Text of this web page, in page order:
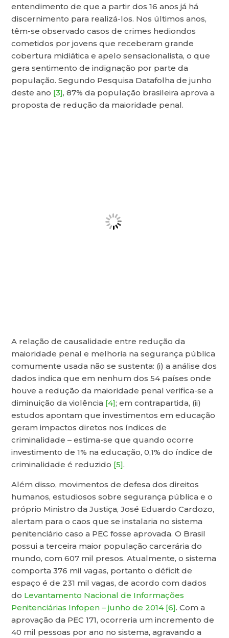
entendimento de que a partir dos 16 anos já há
discernimento para realizá-los. Nos últimos anos,
têm-se observado casos de crimes hediondos
cometidos por jovens que receberam grande
cobertura midiática e apelo sensacionalista, o que
gera sentimento de indignação por parte da
população. Segundo Pesquisa Datafolha de junho
deste ano [3], 87% da população brasileira aprova a
proposta de redução da maioridade penal.
A relação de causalidade entre redução da
maioridade penal e melhoria na segurança pública
comumente usada não se sustenta: (i) a análise dos
dados indica que em nenhum dos 54 países onde
houve a redução da maioridade penal verifica-se a
diminuição da violência [4]; em contrapartida, (ii)
estudos apontam que investimentos em educação
geram impactos diretos nos índices de
criminalidade – estima-se que quando ocorre
investimento de 1% na educação, 0,1% do índice de
criminalidade é reduzido [5].
Além disso, movimentos de defesa dos direitos
humanos, estudiosos sobre segurança pública e o
próprio Ministro da Justiça, José Eduardo Cardozo,
alertam para o caos que se instalaria no sistema
penitenciário caso a PEC fosse aprovada. O Brasil
possui a terceira maior população carcerária do
mundo, com 607 mil presos. Atualmente, o sistema
comporta 376 mil vagas, portanto o déficit de
espaço é de 231 mil vagas, de acordo com dados
do Levantamento Nacional de Informações
Penitenciárias Infopen – junho de 2014 [6]. Com a
aprovação da PEC 171, ocorreria um incremento de
40 mil pessoas por ano no sistema, agravando a